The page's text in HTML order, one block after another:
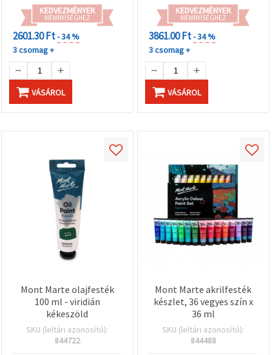
KEDVEZMÉNYEK
MENNYISÉGHEZ
2601.30 Ft- 34 %
3 csomag +
VÁSÁROL
KEDVEZMÉNYEK
MENNYISÉGHEZ
3861.00 Ft- 34 %
3 csomag +
VÁSÁROL
Mont Marte olajfesték
100 ml - viridián
kékeszöld
SKU (leltári azonosító):
844722
Mont Marte akrilfesték
készlet, 36 vegyes szín x
36 ml
SKU (leltári azonosító):
844488